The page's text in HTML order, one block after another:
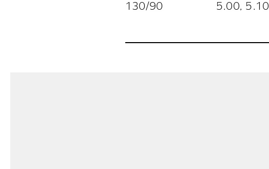
130/90 5.00, 5.10